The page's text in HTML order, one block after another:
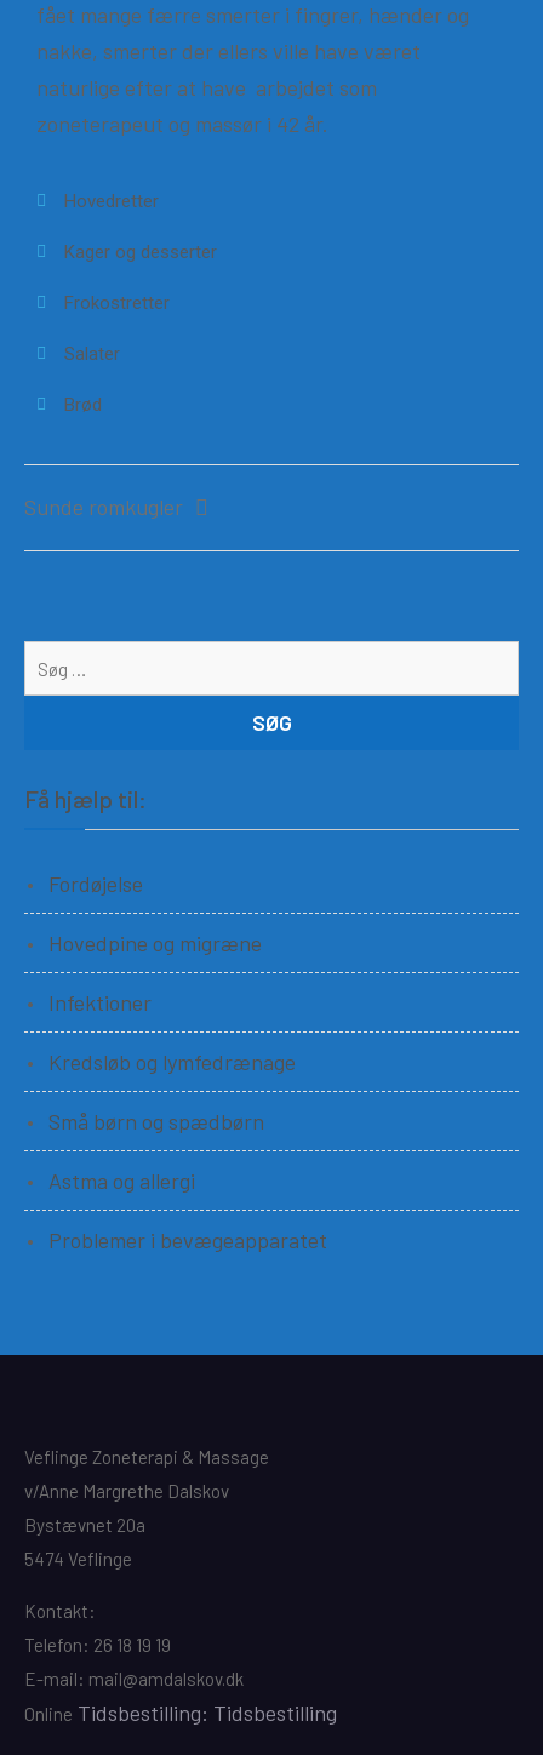
fået mange færre smerter i fingrer, hænder og
nakke, smerter der ellers ville have været
naturlige efter at have arbejdet som
zoneterapeut og massør i 42 år.
Hovedretter
Kager og desserter
Frokostretter
Salater
Brød
Sunde romkugler
Få hjælp til:
Fordøjelse
Hovedpine og migræne
Infektioner
Kredsløb og lymfedrænage
Små børn og spædbørn
Astma og allergi
Problemer i bevægeapparatet
Veflinge Zoneterapi & Massage
v/Anne Margrethe Dalskov
Bystævnet 20a
5474 Veflinge
Kontakt:
Telefon: 26 18 19 19
E-mail: mail@amdalskov.dk
Online Tidsbestilling: Tidsbestilling